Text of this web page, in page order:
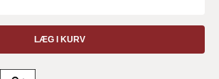
LÆG I KURV